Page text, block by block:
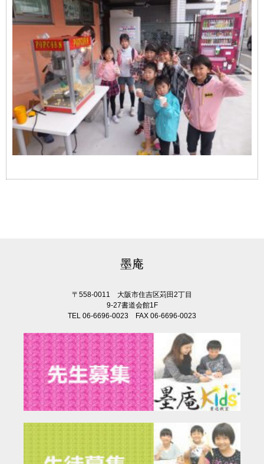
墨庵
〒558-0011 大阪市住吉区苅田2丁目
9-27書道会館1F
TEL 06-6696-0023 FAX 06-6696-0023